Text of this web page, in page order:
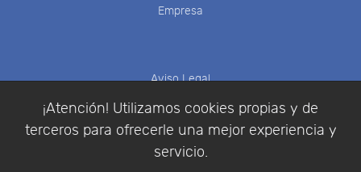
¡Atención! Utilizamos cookies propias y de
terceros para ofrecerle una mejor experiencia y
servicio.
Empresa
Aviso Legal
Política de Privacidad
Condiciones de compra
Identificarse